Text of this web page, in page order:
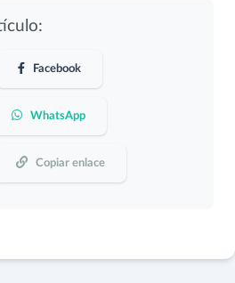
Facebook
WhatsApp
Copiar enlace